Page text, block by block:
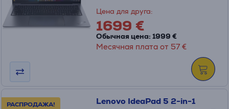
Цена для друга:
1699 €
Обычная цена: 1999 €
Месячная плата от 57 €
РАСПРОДАЖА!
Lenovo IdeaPad 5 2-in-1